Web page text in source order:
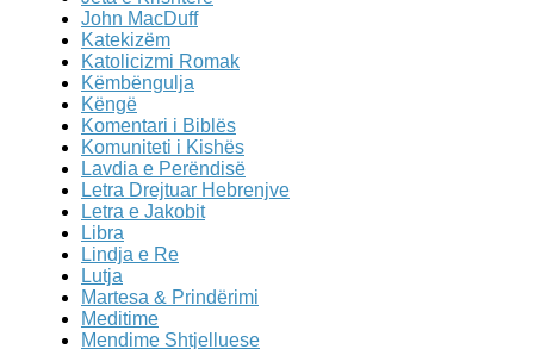
John MacDuff
Katekizëm
Katolicizmi Romak
Këmbëngulja
Këngë
Komentari i Biblës
Komuniteti i Kishës
Lavdia e Perëndisë
Letra Drejtuar Hebrenjve
Letra e Jakobit
Libra
Lindja e Re
Lutja
Martesa & Prindërimi
Meditime
Mendime Shtjelluese